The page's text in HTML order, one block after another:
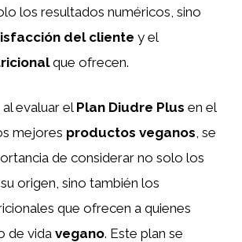
los resultados numéricos, sino
del cliente y el
que ofrecen.
evaluar el Plan Diudre Plus en el
mejores productos veganos, se
de considerar no solo los
origen, sino también los
que ofrecen a quienes
de vida vegano. Este plan se